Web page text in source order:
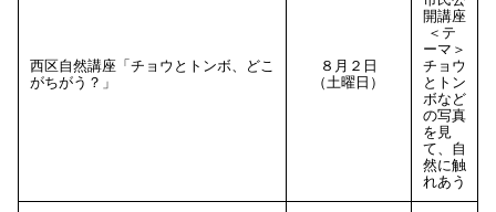
西区自然講座「チョウとトンボ、どこ
がちがう？」
８月２日
（土曜日）
開講座
＜テ
ーマ＞
チョウ
とトン
ボなど
の写真
を見
て、自
然に触
れあう